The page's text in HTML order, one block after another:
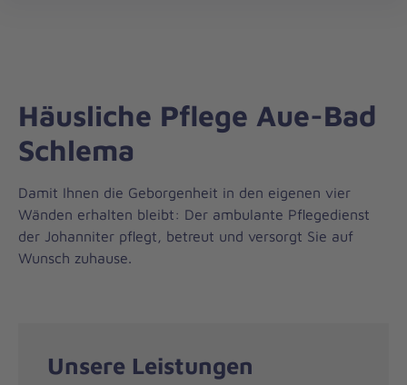
zum
Häusliche Pflege Aue-Bad
Schlema
Damit Ihnen die Geborgenheit in den eigenen vier
Wänden erhalten bleibt: Der ambulante Pflegedienst
der Johanniter pflegt, betreut und versorgt Sie auf
Wunsch zuhause.
Unsere Leistungen